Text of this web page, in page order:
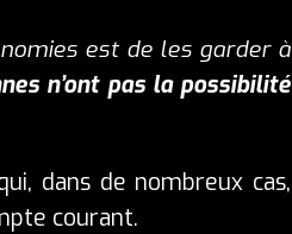
est de les garder à
n’ont pas la possibilité
dans de nombreux cas,
courant.